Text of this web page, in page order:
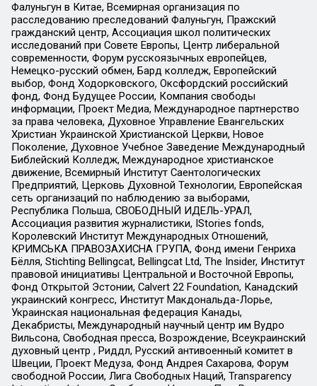
Фалуньгун в Китае, Всемирная организация по
расследованию преследований Фалуньгун, Пражский
гражданский центр, Ассоциация школ политических
исследований при Совете Европы, Центр либеральной
современности, Форум русскоязычных европейцев,
Немецко-русский обмен, Бард колледж, Европейский
выбор, Фонд Ходорковского, Оксфордский российский
фонд, Фонд Будущее России, Компания свободы
информации, Проект Медиа, Международное партнерство
за права человека, Духовное Управление Евангельских
Христиан Украинской Христианской Церкви, Новое
Поколение, Духовное Учебное Заведение Международный
Библейский Колледж, Международное христианское
движение, Всемирный Институт Саентологических
Предприятий, Церковь Духовной Технологии, Европейская
сеть организаций по наблюдению за выборами,
Республика Польша, СВОБОДНЫЙ ИДЕЛЬ-УРАЛ,
Ассоциация развития журналистики, IStories fonds,
Королевский Институт Международных Отношений,
КРИМСЬКА ПРАВОЗАХИСНА ГРУПА, Фонд имени Генриха
Бёлля, Stichting Bellingcat, Bellingcat Ltd, The Insider, Институт
правовой инициативы Центральной и Восточной Европы,
Фонд Открытой Эстонии, Calvert 22 Foundation, Канадский
украинский конгресс, Институт Макдональда-Лорье,
Украинская национальная федерация Канады,
Декабристы, Международный научный центр им Вудро
Вильсона, Свободная пресса, Возрождение, Всеукраинский
духовный центр , Риддл, Русский антивоенный комитет в
Швеции, Проект Медуза, Фонд Андрея Сахарова, Форум
свободной России, Лига Свободных Наций, Transparеncy